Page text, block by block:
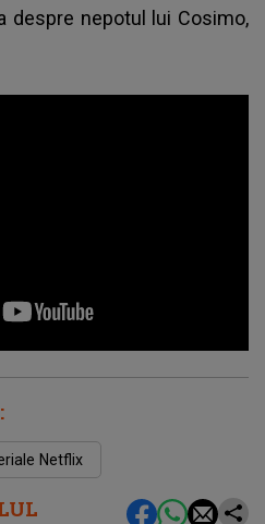
despre nepotul lui Cosimo,
Netflix